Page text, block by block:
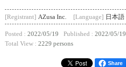
[Registrant] AZusa Inc. [Language] 日本語
Posted : 2022/05/19 Published : 2022/05/19
Total View : 2229 persons
Share